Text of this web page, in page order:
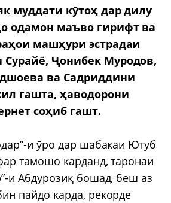
муддати кӯтоҳ дар дилу
одамон маъво гирифт ва
машҳури эстрадаи
Ҷонибек Муродов,
ва Садриддини
гашта, ҳаводорони
соҳиб гашт.
и ӯро дар шабакаи Ютуб
тамошо карданд, таронаи
и Абдурозиқ бошад, беш аз
пайдо карда, рекорде